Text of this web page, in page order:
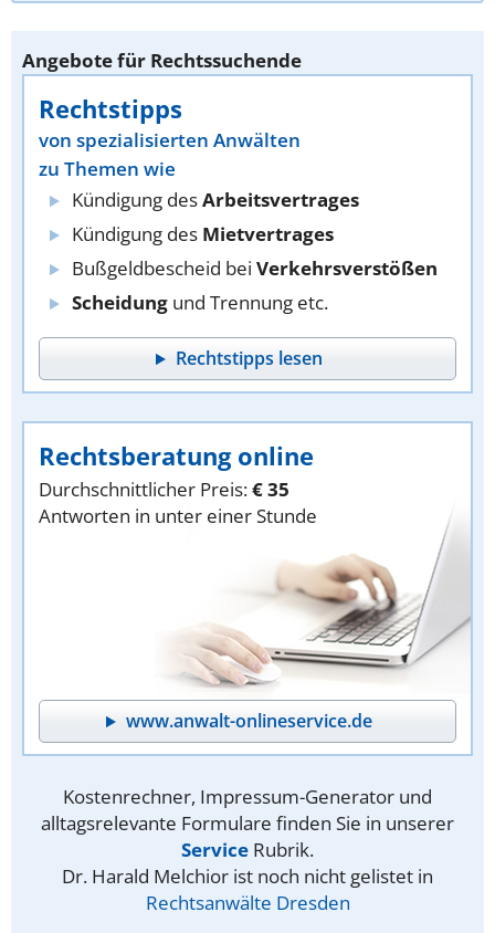
Angebote für Rechtssuchende
Rechtstipps
von spezialisierten Anwälten
zu Themen wie
Kündigung desArbeitsvertrages
Kündigung des Mietvertrages
Bußgeldbescheid bei Verkehrsverstößen
Scheidung und Trennung etc.
Rechtstipps lesen
Rechtsberatung online
Durchschnittlicher Preis:€ 35
Antworten in unter einer Stunde
www.anwalt-onlineservice.de
Kostenrechner, Impressum-Generator und
alltagsrelevante Formulare finden Sie in unserer
Service Rubrik.
Dr. Harald Melchior ist noch nicht gelistet in
Rechtsanwälte Dresden